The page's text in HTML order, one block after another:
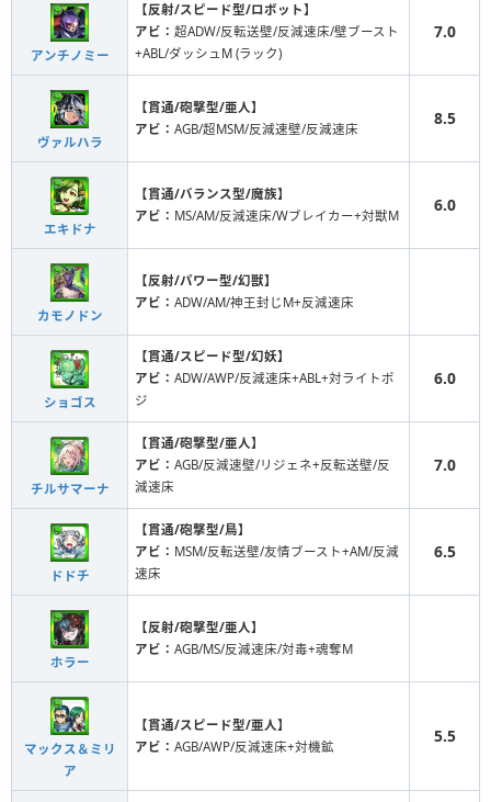
アンチノミー
【反射/スピード型/ロボット】
アビ： 超ADW/反転送壁/反減速床/壁ブースト
+ABL/ダッシュM (ラック)
7.0
ヴァルハラ
【貫通/砲撃型/亜人】
アビ： AGB/超MSM/反減速壁/反減速床
8.5
エキドナ
【貫通/バランス型/魔族】
アビ： MS/AM/反減速床/Wブレイカー+対獣M
6.0
カモノドン
【反射/パワー型/幻獣】
アビ： ADW/AM/神王封じM+反減速床
ショゴス
【貫通/スピード型/幻妖】
アビ： ADW/AWP/反減速床+ABL+対ライトポ
ジ
6.0
チルサマーナ
【貫通/砲撃型/亜人】
アビ： AGB/反減速壁/リジェネ+反転送壁/反
減速床
7.0
ドドチ
【貫通/砲撃型/鳥】
アビ： MSM/反転送壁/友情ブースト+AM/反減
速床
6.5
ホラー
【反射/砲撃型/亜人】
アビ： AGB/MS/反減速床/対毒+魂奪M
マックス＆ミリ
ア
【貫通/スピード型/亜人】
アビ： AGB/AWP/反減速床+対機鉱
5.5